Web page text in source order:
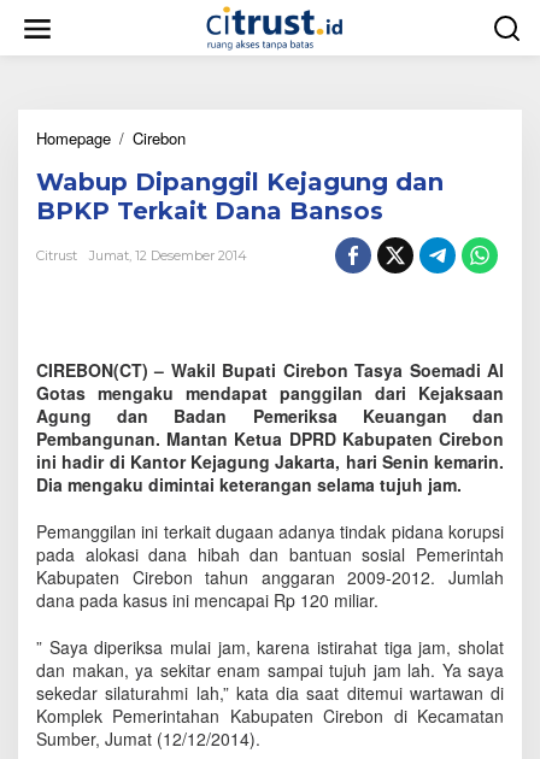
w
Homepage / Cirebon
b
u
p
D
i
g
i
l
K
e
j
g
n
g
d
n
B
P
K
P
Wabup Dipanggil Kejagung dan
BPKP Terkait Dana Bansos
Citrust Jumat, 12 Desember 2014
CIREBON(CT) – Wakil Bupati Cirebon Tasya Soemadi Al
Gotas mengaku mendapat panggilan dari Kejaksaan
Agung dan Badan Pemeriksa Keuangan dan
Pembangunan. Mantan Ketua DPRD Kabupaten Cirebon
ini hadir di Kantor Kejagung Jakarta, hari Senin kemarin.
Dia mengaku dimintai keterangan selama tujuh jam.
Pemanggilan ini terkait dugaan adanya tindak pidana korupsi
pada alokasi dana hibah dan bantuan sosial Pemerintah
Kabupaten Cirebon tahun anggaran 2009-2012. Jumlah
dana pada kasus ini mencapai Rp 120 miliar.
” Saya diperiksa mulai jam, karena istirahat tiga jam, sholat
dan makan, ya sekitar enam sampai tujuh jam lah. Ya saya
sekedar silaturahmi lah,” kata dia saat ditemui wartawan di
Komplek Pemerintahan Kabupaten Cirebon di Kecamatan
Sumber, Jumat (12/12/2014).